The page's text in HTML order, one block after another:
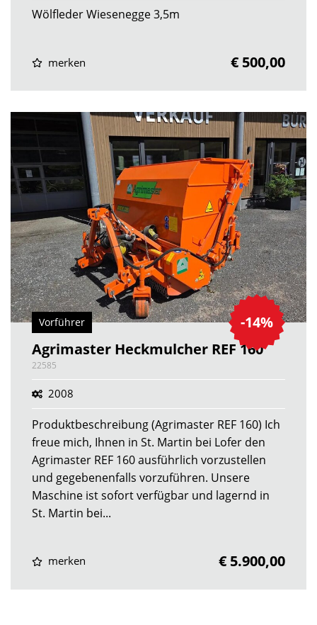
Wölfleder Wiesenegge 3,5m
merken € 500,00
-14%
Vorführer
Agrimaster Heckmulcher REF 160
22585
2008
Produktbeschreibung (Agrimaster REF 160) Ich
freue mich, Ihnen in St. Martin bei Lofer den
Agrimaster REF 160 ausführlich vorzustellen
und gegebenenfalls vorzuführen. Unsere
Maschine ist sofort verfügbar und lagernd in
St. Martin bei...
merken € 5.900,00